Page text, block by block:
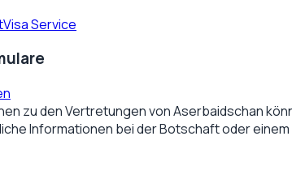
Visa Service
zu den Vertretungen vonAserbaidschan
Informationen bei der Botschaft oder einem